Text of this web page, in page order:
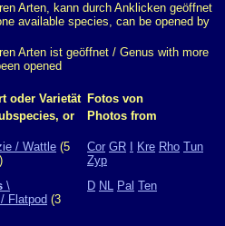
Arten, kann durch Anklicken geöffnet
available species, can be opened by
Arten ist geöffnet / Genus with more
opened
oder Varietät Fotos von
or
Photos from
/ Wattle (5
Cor GR Kre Rho Tun
Zyp
\
Flatpod (3
D NL Pal Ten